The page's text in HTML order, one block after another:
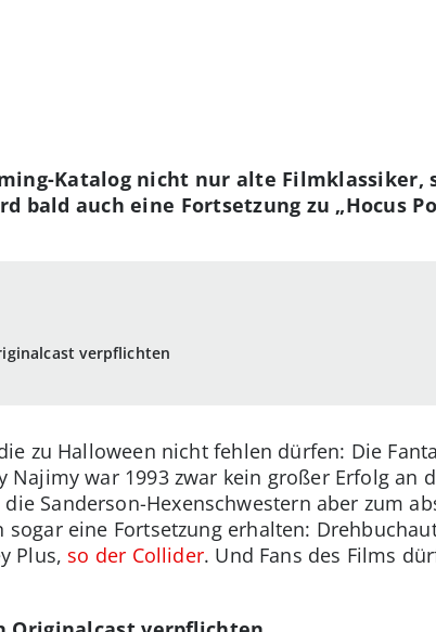
verpflichten
Katalog nicht nur alte Filmklassiker,
auch eine Fortsetzung zu „Hocus
zu Halloween nicht fehlen dürfen: Die
Najimy war 1993 zwar kein großer Erfolg an
Sanderson-Hexenschwestern aber zum
eine Fortsetzung erhalten:
Plus, so der Collider. Und Fans des Films